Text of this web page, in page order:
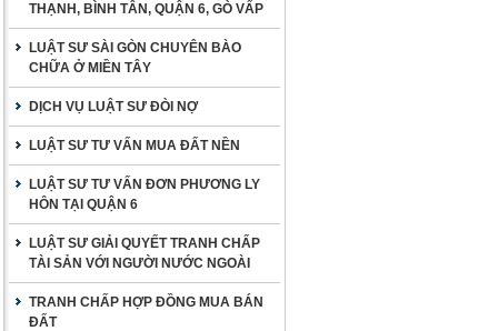
THẠNH, BÌNH TÂN, QUẬN 6, GÒ VẤP
LUẬT SƯ SÀI GÒN CHUYÊN BÀO
CHỮA Ở MIỀN TÂY
DỊCH VỤ LUẬT SƯ ĐÒI NỢ
LUẬT SƯ TƯ VẤN MUA ĐẤT NỀN
LUẬT SƯ TƯ VẤN ĐƠN PHƯƠNG LY
HÔN TẠI QUẬN 6
LUẬT SƯ GIẢI QUYẾT TRANH CHẤP
TÀI SẢN VỚI NGƯỜI NƯỚC NGOÀI
TRANH CHẤP HỢP ĐỒNG MUA BÁN
ĐẤT